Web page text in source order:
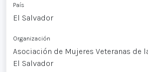
País
El Salvador
Organización
Asociación de Mujeres Veteranas de
El Salvador